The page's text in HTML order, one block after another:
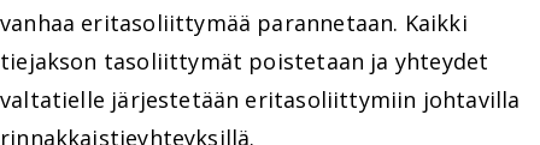
vanhaa eritasoliittymää parannetaan. Kaikki
tiejakson tasoliittymät poistetaan ja yhteydet
valtatielle järjestetään eritasoliittymiin johtavilla
rinnakkaistieyhteyksillä.